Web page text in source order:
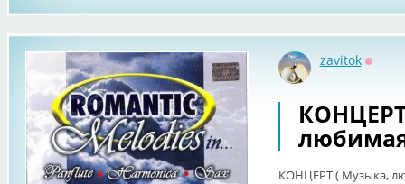
zavitok
КОНЦЕРТ ( Музыка,